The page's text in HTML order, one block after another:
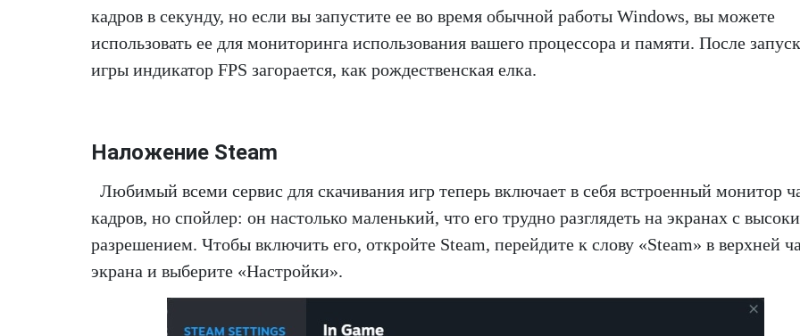
кадров в секунду, но если вы запустите ее во время обычной работы Windows, вы можете
использовать ее для мониторинга использования вашего процессора и памяти. После
игры индикатор FPS загорается, как рождественская елка.
Наложение Steam
Любимый всеми сервис для скачивания игр теперь включает в себя встроенный монитор
кадров, но спойлер: он настолько маленький, что его трудно разглядеть на экранах с
разрешением. Чтобы включить его, откройте Steam, перейдите к слову «Steam» в верхней
экрана и выберите «Настройки».